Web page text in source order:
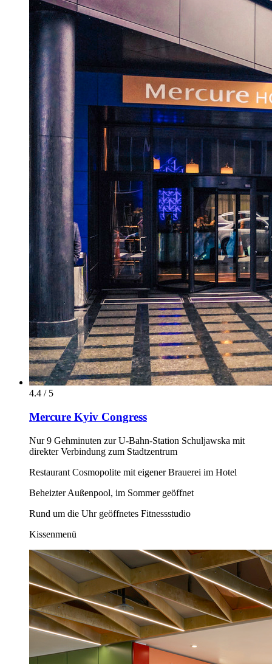
4.4 / 5
Mercure Kyiv Congress
Nur 9 Gehminuten zur U-Bahn-Station Schuljawska mit
direkter Verbindung zum Stadtzentrum
Restaurant Cosmopolite mit eigener Brauerei im Hotel
Beheizter Außenpool, im Sommer geöffnet
Rund um die Uhr geöffnetes Fitnessstudio
Kissenmenü